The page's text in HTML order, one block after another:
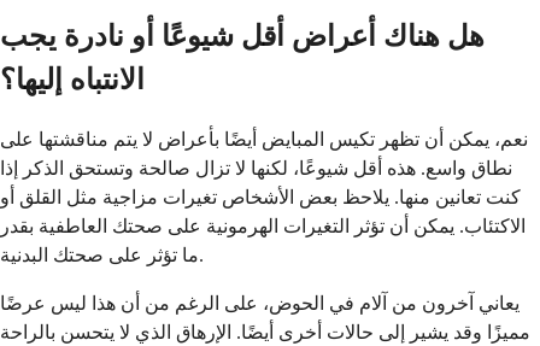
هل هناك أعراض أقل شيوعًا أو نادرة يجب
الانتباه إليها؟
نعم، يمكن أن تظهر تكيس المبايض أيضًا بأعراض لا يتم مناقشتها على
نطاق واسع. هذه أقل شيوعًا، لكنها لا تزال صالحة وتستحق الذكر إذا
كنت تعانين منها. يلاحظ بعض الأشخاص تغيرات مزاجية مثل القلق أو
الاكتئاب. يمكن أن تؤثر التغيرات الهرمونية على صحتك العاطفية بقدر
ما تؤثر على صحتك البدنية.
يعاني آخرون من آلام في الحوض، على الرغم من أن هذا ليس عرضًا
مميزًا وقد يشير إلى حالات أخرى أيضًا. الإرهاق الذي لا يتحسن بالراحة